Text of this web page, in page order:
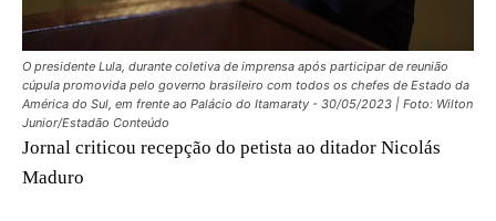
O presidente Lula, durante coletiva de imprensa após participar de reunião
cúpula promovida pelo governo brasileiro com todos os chefes de Estado da
América do Sul, em frente ao Palácio do Itamaraty - 30/05/2023 | Foto: Wilton
Junior/Estadão Conteúdo
Jornal criticou recepção do petista ao ditador Nicolás
Maduro